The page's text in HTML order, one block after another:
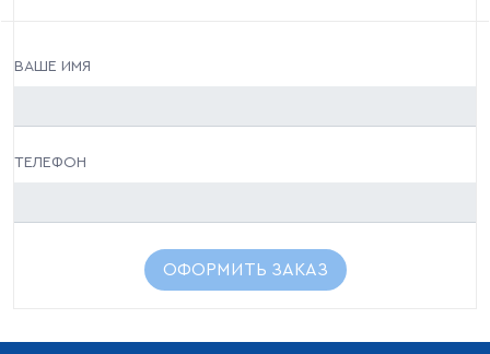
ВАШЕ ИМЯ
ТЕЛЕФОН
ОФОРМИТЬ ЗАКАЗ